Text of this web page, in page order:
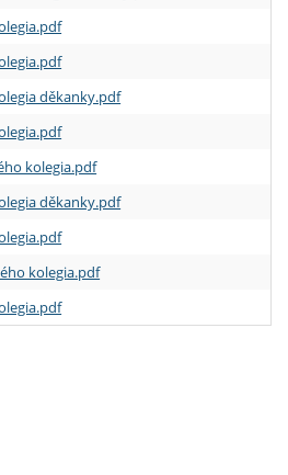
děkanky.pdf
kolegia.pdf
děkanky.pdf
kolegia.pdf